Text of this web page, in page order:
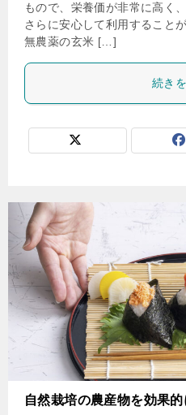
もので、栄養価が非常に高く
さらに安心して利用すること
無農薬の玄米 […]
続き
自然栽培の農産物を効果